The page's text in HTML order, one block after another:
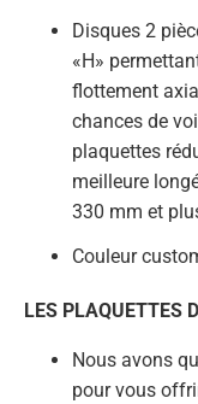
Disques 2
«H»
flottement
chances de
plaquettes
meilleure
330 mm et
Couleur
LES PLAQUETTES
Nous avons
pour vous